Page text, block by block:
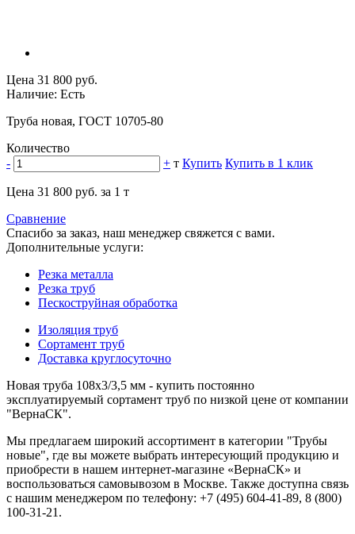
Цена 31 800 руб.
Наличие: Есть
Труба новая, ГОСТ 10705-80
Количество
-
+ т Купить Купить в 1 клик
Цена 31 800 руб. за 1 т
Сравнение
Спасибо за заказ, наш менеджер свяжется с вами.
Дополнительные услуги:
Резка металла
Резка труб
Пескоструйная обработка
Изоляция труб
Сортамент труб
Доставка круглосуточно
Новая труба 108х3/3,5 мм - купить постоянно
эксплуатируемый сортамент труб по низкой цене от компании
"ВернаСК".
Мы предлагаем широкий ассортимент в категории "Трубы
новые", где вы можете выбрать интересующий продукцию и
приобрести в нашем интернет-магазине «ВернаСК» и
воспользоваться самовывозом в Москве. Также доступна связь
с нашим менеджером по телефону: +7 (495) 604-41-89, 8 (800)
100-31-21.